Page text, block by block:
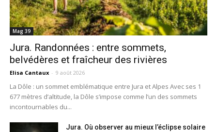
Mag 39
Jura. Randonnées : entre sommets,
belvédères et fraîcheur des rivières
Elisa Cantaux - 9 août 2026
La Dôle : un sommet emblématique entre Jura et Alpes Avec ses 1
677 mètres d’altitude, la Dôle s’impose comme l’un des sommets
incontournables du...
Jura. Où observer au mieux l’éclipse solaire